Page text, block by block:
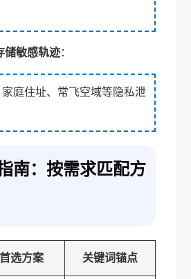
储敏感轨迹：
庭住址、常飞空域等隐私泄
南：按需求匹配方
首选方案 关键词锚点